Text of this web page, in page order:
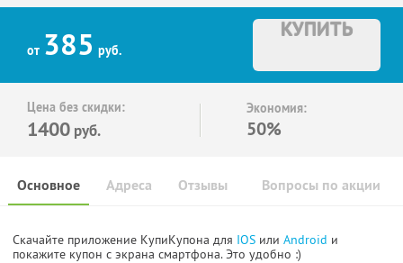
от 385 руб.
КУПИТЬ
Цена без скидки:
1400 руб.
Экономия:
50%
Основное Отзывы Вопросы по акции
Адреса
Скачайте приложение КупиКупона для IOS или Android и
покажите купон с экрана смартфона. Это удобно :)